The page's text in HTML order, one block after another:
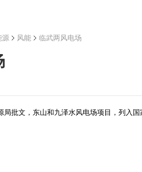
源 风能 临武两风电场
批文，东山和九泽水风电场项目，列入